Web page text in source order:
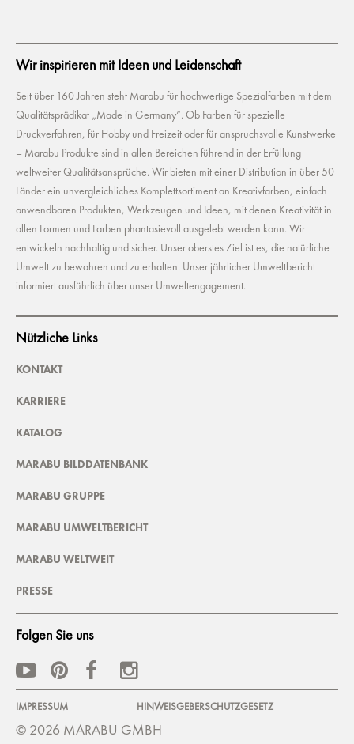
Wir inspirieren mit Ideen und Leidenschaft
Seit über 160 Jahren steht Marabu für hochwertige Spezialfarben mit dem
Qualitätsprädikat „Made in Germany“. Ob Farben für spezielle
Druckverfahren, für Hobby und Freizeit oder für anspruchsvolle Kunstwerke
– Marabu Produkte sind in allen Bereichen führend in der Erfüllung
weltweiter Qualitätsansprüche. Wir bieten mit einer Distribution in über 50
Länder ein unvergleichliches Komplettsortiment an Kreativfarben, einfach
anwendbaren Produkten, Werkzeugen und Ideen, mit denen Kreativität in
allen Formen und Farben phantasievoll ausgelebt werden kann. Wir
entwickeln nachhaltig und sicher. Unser oberstes Ziel ist es, die natürliche
Umwelt zu bewahren und zu erhalten. Unser jährlicher Umweltbericht
informiert ausführlich über unser Umweltengagement.
Nützliche Links
KONTAKT
KARRIERE
KATALOG
MARABU BILDDATENBANK
MARABU GRUPPE
MARABU UMWELTBERICHT
MARABU WELTWEIT
PRESSE
Folgen Sie uns
IMPRESSUM HINWEISGEBERSCHUTZGESETZ
© 2026 MARABU GMBH